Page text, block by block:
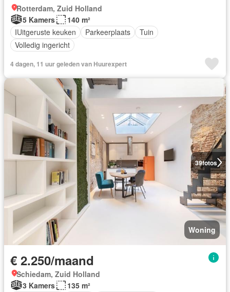
Rotterdam, Zuid Holland
5 Kamers
140 m²
IUitgeruste keuken
Parkeerplaats
Tuin
Volledig ingericht
4 dagen, 11 uur geleden van Huurexpert
39fotos
Woning
€ 2.250/maand
Schiedam, Zuid Holland
3 Kamers
135 m²